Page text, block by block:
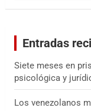
Entradas
Siete meses en
psicológica y
Los venezolanos